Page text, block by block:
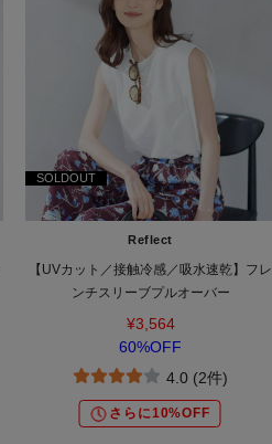
SOLDOUT
Reflect
【UVカット／接触冷感／吸水速乾】フレ
ンチスリーブプルオーバー
¥3,564
60%OFF
4.0 (2件)
さらに10%OFF